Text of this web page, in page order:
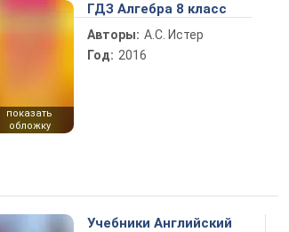
показать
обложку
ГДЗ Алгебра 8 класс
Авторы: А.С. Истер
Год: 2016
Учебники Английский